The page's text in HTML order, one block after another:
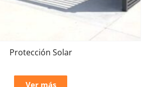
Protección Solar